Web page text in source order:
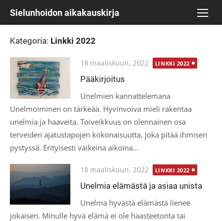
Sielunhoidon aikakauskirja
Kategoria: Linkki 2022
Posted
on
18 maaliskuun, 2022 LINKKI 2022
Pääkirjoitus
Unelmien kannattelemana
Unelmoiminen on tärkeää. Hyvinvoiva mieli rakentaa
unelmia ja haaveita. Toiveikkuus on olennainen osa
terveiden ajatustapojen kokonaisuutta, joka pitää ihmisen
pystyssä. Erityisesti vaikeina aikoina...
Posted
on
18 maaliskuun, 2022 LINKKI 2022
Unelmia elämästä ja asiaa unista
Unelma hyvästä elämästä lienee
jokaisen. Minulle hyvä elämä ei ole haasteetonta tai